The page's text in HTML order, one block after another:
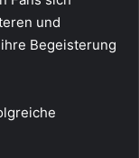
und
Begeisterung